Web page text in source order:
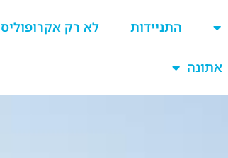
התניידות לא רק אקרופוליס
אתונה